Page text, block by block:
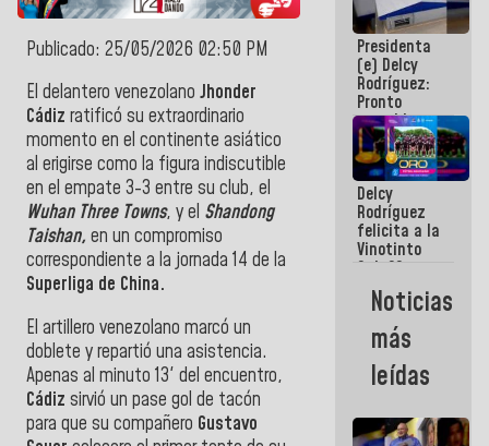
Publicado: 25/05/2026 02:50 PM
El delantero venezolano Jhonder
Cádiz ratificó su extraordinario
momento en el continente asiático
al erigirse como la figura indiscutible
en el empate 3-3 entre su club, el
Wuhan Three Towns, y el Shandong
Taishan, en un compromiso
correspondiente a la jornada 14 de la
Superliga de China.
El artillero venezolano marcó un
doblete y repartió una asistencia.
Apenas al minuto 13' del encuentro,
Cádiz sirvió un pase gol de tacón
para que su compañero Gustavo
Marcano por
hacer
historia en
los
Centroamericanos
Presidenta
(e) Delcy
Rodríguez:
Pronto
restableceremos
las
operaciones
en el
Aeropuerto
Internacional
de
Maiquetía
Delcy
Rodríguez
felicita a la
Vinotinto
Sub 20
campeona
frente
México Sub
23 en los
Centroamericanos
Noticias
más
leídas